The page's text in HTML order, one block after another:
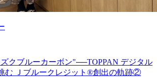
クブルーカーボン"──TOPPAN デジタル
む Ｊブルークレジット®創出の軌跡②